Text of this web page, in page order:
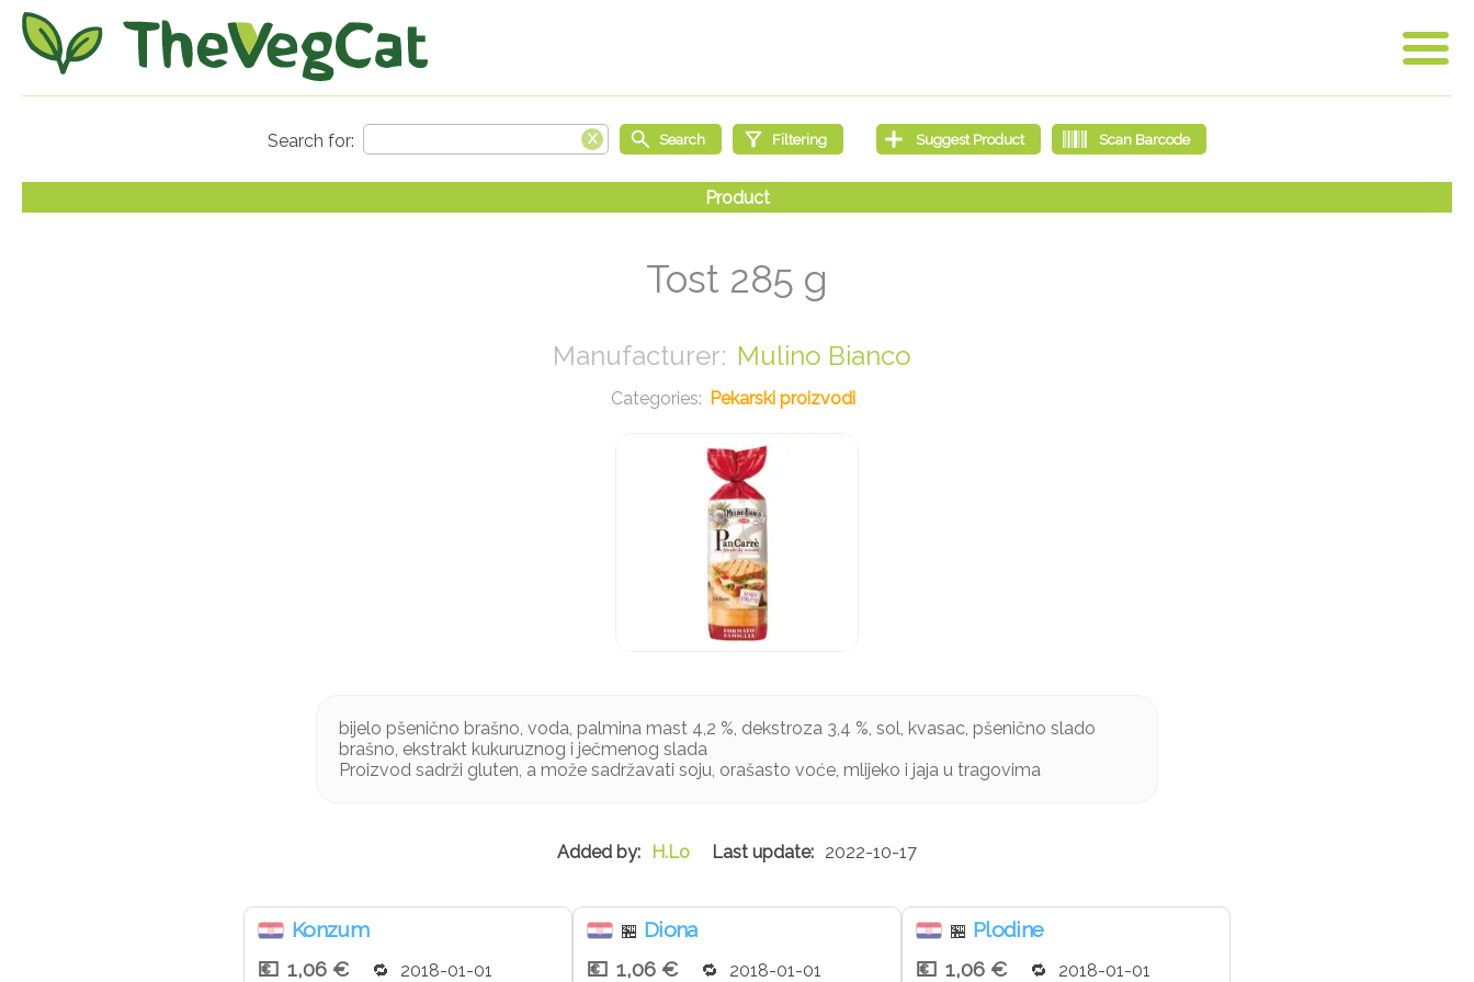
Tost 285 g
Mulino Bianco
Pekarski proizvodi
bijelo pšenično brašno, voda, palmina mast 4,2 %, dekstroza 3,4 %, sol, kvasac, pšenično slado
brašno, ekstrakt kukuruznog i ječmenog slada
Proizvod sadrži gluten, a može sadržavati soju, orašasto voće, mlijeko i jaja u tragovima
H.Lo 2022-10-17
Konzum
1,06 €
2018-01-01
🏪 Diona
1,06 €
2018-01-01
🏪 Plodine
1,06 €
2018-01-01